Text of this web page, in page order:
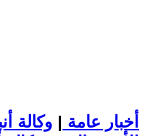
أخبار عامة | وكالة